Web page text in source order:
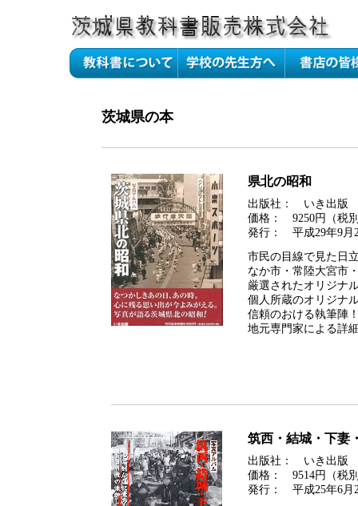
茨城県の本
県北の昭和
出版社： いき出版
価格： 9250円（税
発行： 平成29年9月
市民の目線で見た日
なか市・常陸大宮市
厳選されたオリジナ
個人所蔵のオリジナ
信頼のおける執筆陣
地元専門家による詳
筑西・結城・下妻
出版社： いき出版
価格： 9514円（税
発行： 平成25年6月